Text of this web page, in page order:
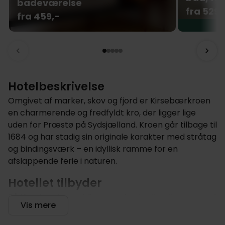
badeværelse
fra 459,-
fra
Hotelbeskrivelse
Omgivet af marker, skov og fjord er Kirsebærkroen
en charmerende og fredfyldt kro, der ligger lige
uden for Præstø på Sydsjælland. Kroen går tilbage til
1684 og har stadig sin originale karakter med stråtag
og bindingsværk – en idyllisk ramme for en
afslappende ferie i naturen.
Hotellet tilbyder
Anna og hendes varme team, der gør deres bedste
Vis mere